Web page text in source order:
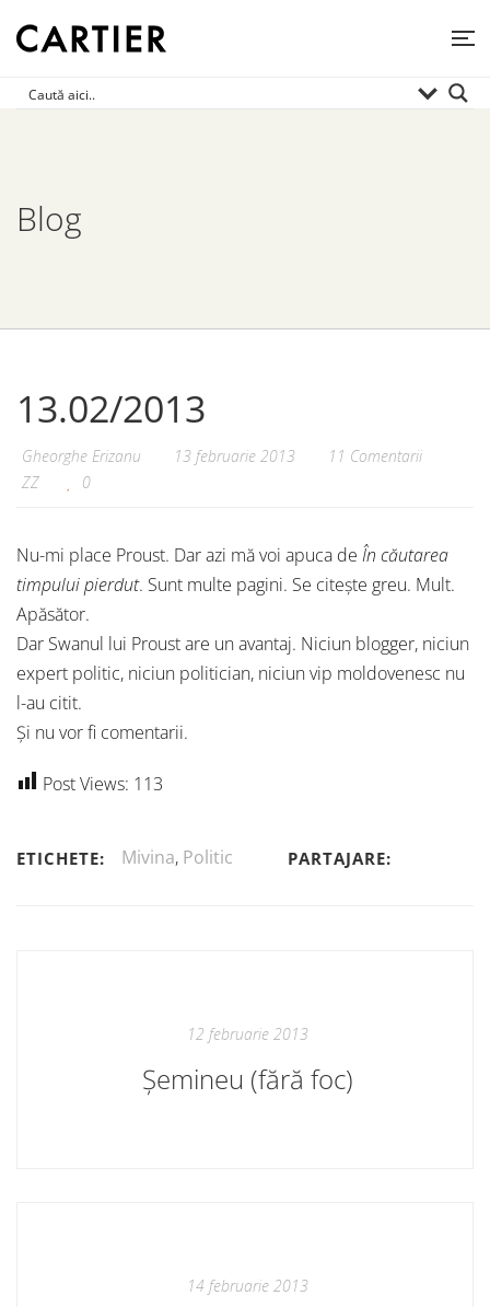
Blog
13.02/2013
Gheorghe Erizanu 13 februarie 2013
11 Comentarii
ZZ
0
Nu-mi place Proust. Dar azi mă voi apuca de În căutarea
timpului pierdut. Sunt multe pagini. Se citește greu. Mult.
Apăsător.
Dar Swanul lui Proust are un avantaj. Niciun blogger, niciun
expert politic, niciun politician, niciun vip moldovenesc nu
l-au citit.
Și nu vor fi comentarii.
Post Views: 113
ETICHETE: Mivina, Politic PARTAJARE:
12 februarie 2013
Șemineu (fără foc)
14 februarie 2013